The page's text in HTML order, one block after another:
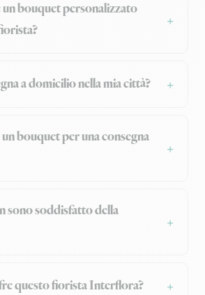
bouquet personalizzato
a domicilio nella mia città?
bouquet per una consegna
sono soddisfatto della
questo fiorista Interflora?